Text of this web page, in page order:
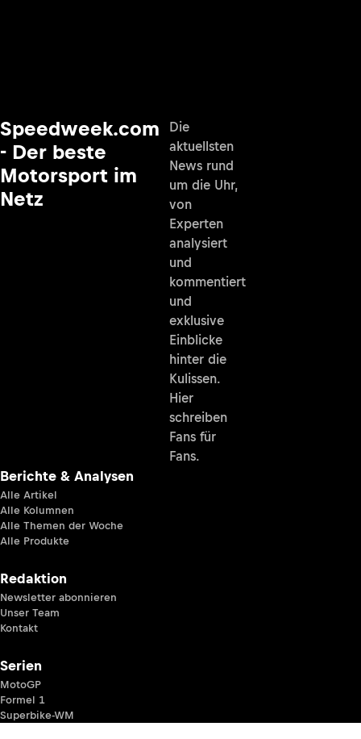
Speedweek.com
- Der beste
Motorsport im
Netz
Die
aktuellsten
News rund
um die Uhr,
von
Experten
analysiert
und
kommentiert
und
exklusive
Einblicke
hinter die
Kulissen.
Hier
schreiben
Fans für
Fans.
Berichte & Analysen
Alle Artikel
Alle Kolumnen
Alle Themen der Woche
Alle Produkte
Redaktion
Newsletter abonnieren
Unser Team
Kontakt
Serien
MotoGP
Formel 1
Superbike-WM